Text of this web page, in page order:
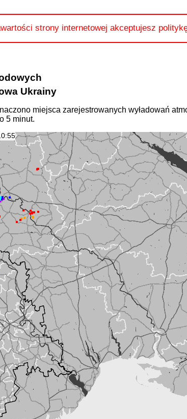
strony internetowej akceptujesz
Ukrainy
miejsca zarejestrowanych wyładowań
5 minut.